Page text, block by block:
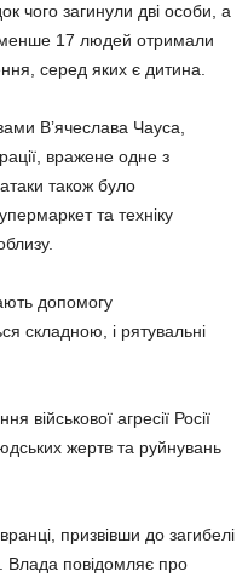
чого загинули дві особи, а
17 людей отримали
серед яких є дитина.
Вʼячеслава Чауса,
вражене одне з
також було
та техніку
допомогу
складною, і рятувальні
військової агресії Росії
жертв та руйнувань
призвівши до загибелі
Влада повідомляє про